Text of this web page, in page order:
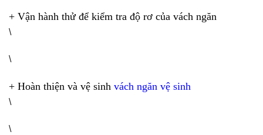
+ Vận hành thử để kiểm tra độ rơ của vách ngăn
\
\
+ Hoàn thiện và vệ sinh vách ngăn vệ sinh
\
\